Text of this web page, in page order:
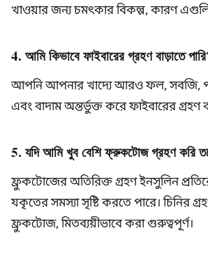
খাওয়ার জন্য চমৎকার বিকল্প, কারণ এগুলি
4. আমি কিভাবে ফাইবারের গ্রহণ বাড়াতে
আপনি আপনার খাদ্যে আরও ফল, সবজি,
এবং বাদাম অন্তর্ভুক্ত করে ফাইবারের গ্রহণ
5. যদি আমি খুব বেশি ফ্রুকটোজ গ্রহণ করি
ফ্রুকটোজের অতিরিক্ত গ্রহণ ইনসুলিন
যকৃতের সমস্যা সৃষ্টি করতে পারে। চিনির
ফ্রুকটোজ, মিতব্যয়ীভাবে করা গুরুত্বপূর্ণ।